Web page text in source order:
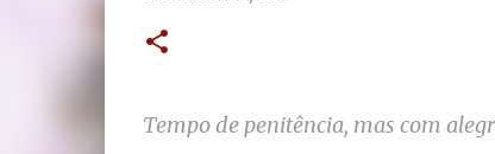
Tempo de penitência, mas com